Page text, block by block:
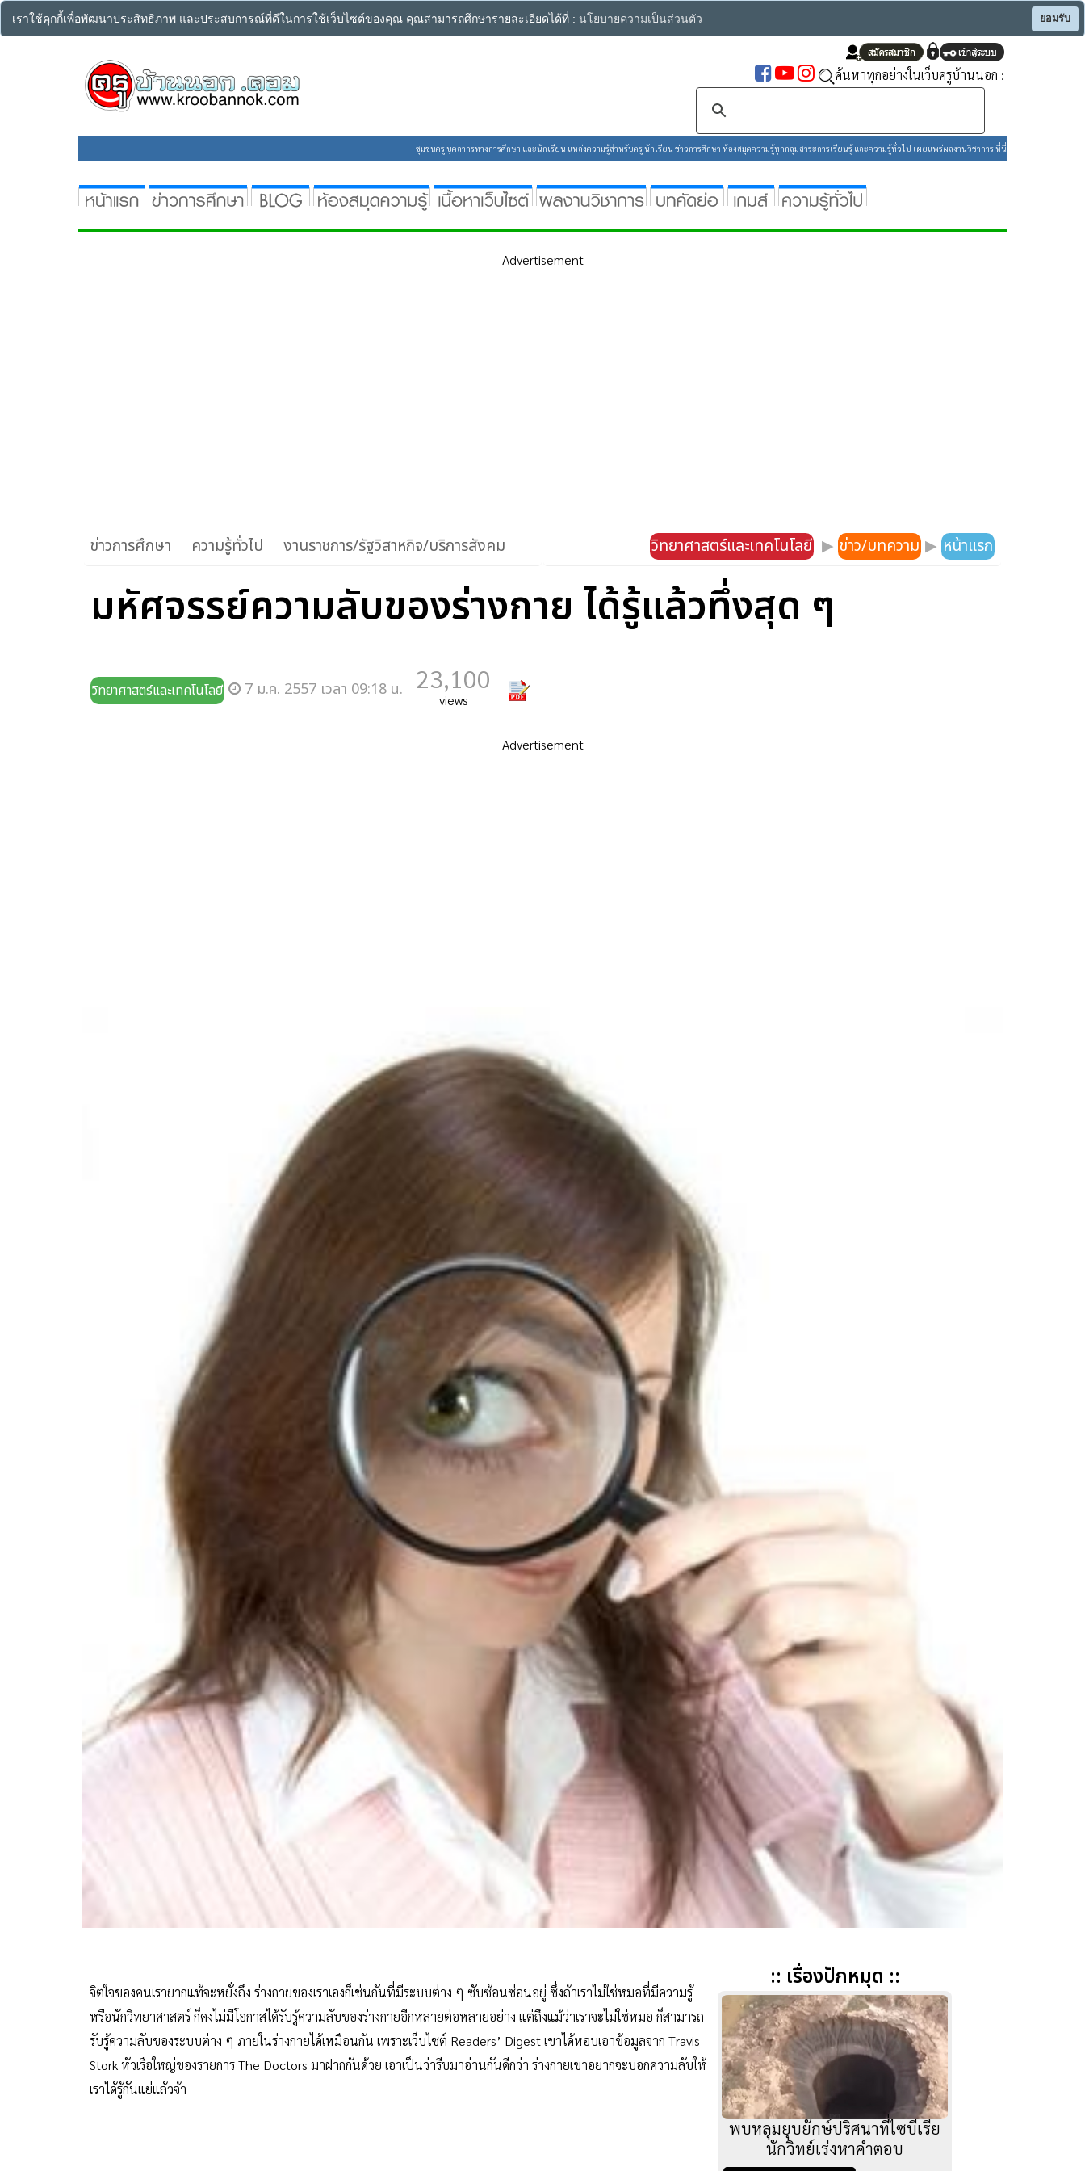
เราใช้คุกกี้เพื่อพัฒนาประสิทธิภาพ และประสบการณ์ที่ดีในการใช้เว็บไซต์ของคุณ คุณสามารถศึกษารายละเอียดได้ที่ : นโยบายความเป็นส่วนตัว ยอมรับ
ค้นหาทุกอย่างในเว็บครูบ้านนอก :
ชุมชนครู บุคลากรทางการศึกษา และนักเรียน แหล่งความรู้สำหรับครู นักเรียน ข่าวการศึกษา ห้องสมุดความรู้ทุกกลุ่มสาระการเรียนรู้ และความรู้ทั่วไป เผยแพร่ผลงานวิชาการ ที่นี่
Advertisement
ข่าวการศึกษา ความรู้ทั่วไป งานราชการ/รัฐวิสาหกิจ/บริการสังคม วิทยาศาสตร์และเทคโนโลยี ▶ ข่าว/บทความ ▶ หน้าแรก
มหัศจรรย์ความลับของร่างกาย ได้รู้แล้วทึ่งสุด ๆ
วิทยาศาสตร์และเทคโนโลยี 7 ม.ค. 2557 เวลา 09:18 น. 23,100
views
Advertisement
จิตใจของคนเรายากแท้จะหยั่งถึง ร่างกายของเราเองก็เช่นกันที่มีระบบต่าง ๆ ซับซ้อนซ่อนอยู่ ซึ่งถ้าเราไม่ใช่หมอที่มีความรู้
หรือนักวิทยาศาสตร์ ก็คงไม่มีโอกาสได้รับรู้ความลับของร่างกายอีกหลายต่อหลายอย่าง แต่ถึงแม้ว่าเราจะไม่ใช่หมอ ก็สามารถ
รับรู้ความลับของระบบต่าง ๆ ภายในร่างกายได้เหมือนกัน เพราะเว็บไซต์ Readers’ Digest เขาได้หอบเอาข้อมูลจาก Travis
Stork หัวเรือใหญ่ของรายการ The Doctors มาฝากกันด้วย เอาเป็นว่ารีบมาอ่านกันดีกว่า ร่างกายเขาอยากจะบอกความลับให้
เราได้รู้กันแย่แล้วจ้า
:: เรื่องปักหมุด ::
พบหลุมยุบยักษ์ปริศนาที่ไซบีเรีย
นักวิทย์เร่งหาคำตอบ